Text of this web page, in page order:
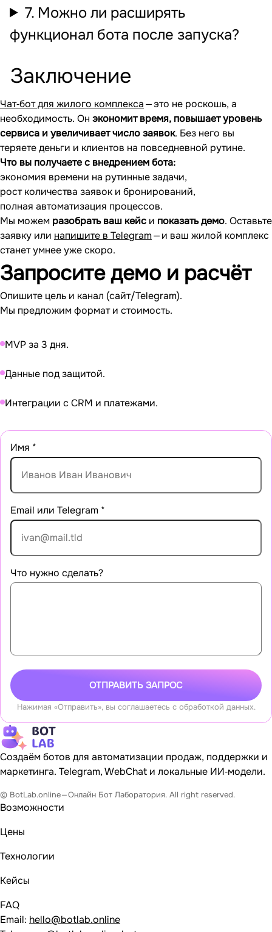
7. Можно ли расширять
функционал бота после запуска?
Заключение
Чат‐бот для жилого комплекса— это не роскошь, а
необходимость. Он экономит время, повышает уровень
сервиса и увеличивает число заявок. Без него вы
теряете деньги и клиентов на повседневной рутине.
Что вы получаете с внедрением бота:
экономия времени на рутинные задачи,
рост количества заявок и бронирований,
полная автоматизация процессов.
Мы можем разобрать ваш кейс и показать демо. Оставьте
заявку или напишите в Telegram— и ваш жилой комплекс
станет умнее уже скоро.
Запроситедемо и расчёт
Опишите цель и канал (сайт/Telegram).
Мы предложим формат и стоимость.
MVP за 3 дня.
Данные под защитой.
Интеграции с CRM и платежами.
Имя *
Email или Telegram *
Что нужно сделать?
Нажимая «Отправить», вы соглашаетесь с обработкой данных.
ОТПРАВИТЬ ЗАПРОС
Создаём ботов для автоматизации продаж, поддержки и
маркетинга. Telegram, WebChat и локальные ИИ‐модели.
© BotLab.online — Онлайн Бот Лаборатория. All right reserved.
Возможности
Цены
Технологии
Кейсы
FAQ
Email: hello@botlab.online